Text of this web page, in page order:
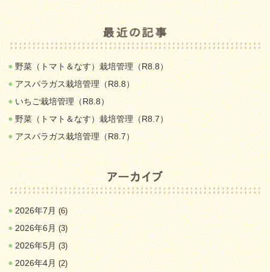
野菜（トマト＆なす）栽培管理（R8.8）
アスパラガス栽培管理（R8.8）
いちご栽培管理（R8.8）
野菜（トマト＆なす）栽培管理（R8.7）
アスパラガス栽培管理（R8.7）
2026年7月(6)
2026年6月(3)
2026年5月(3)
2026年4月(2)